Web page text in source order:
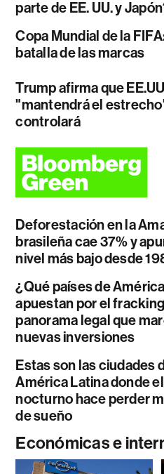
parte de EE. UU. y
Copa Mundial de la
batalla de las marcas
Trump afirma que
"mantendrá el
controlará
Deforestación en la
brasileña cae 37% y
nivel más bajo desde
¿Qué países de
apuestan por el
panorama legal que
nuevas inversiones
Estas son las ciudades
América Latina donde
nocturno hace perder
de sueño
Económicas e